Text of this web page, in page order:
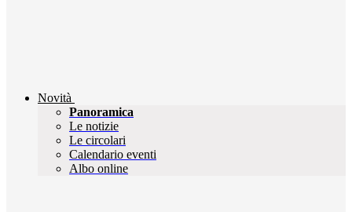
Novità
Panoramica
Le notizie
Le circolari
Calendario eventi
Albo online